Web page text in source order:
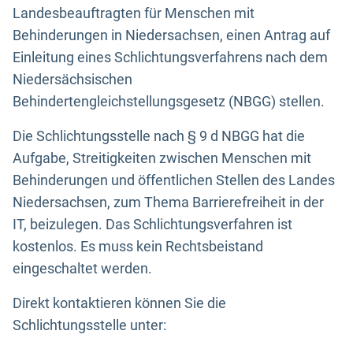
Landesbeauftragten für Menschen mit
Behinderungen in Niedersachsen, einen Antrag auf
Einleitung eines Schlichtungsverfahrens nach dem
Niedersächsischen
Behindertengleichstellungsgesetz (NBGG) stellen.
Die Schlichtungsstelle nach § 9 d NBGG hat die
Aufgabe, Streitigkeiten zwischen Menschen mit
Behinderungen und öffentlichen Stellen des Landes
Niedersachsen, zum Thema Barrierefreiheit in der
IT, beizulegen. Das Schlichtungsverfahren ist
kostenlos. Es muss kein Rechtsbeistand
eingeschaltet werden.
Direkt kontaktieren können Sie die
Schlichtungsstelle unter: